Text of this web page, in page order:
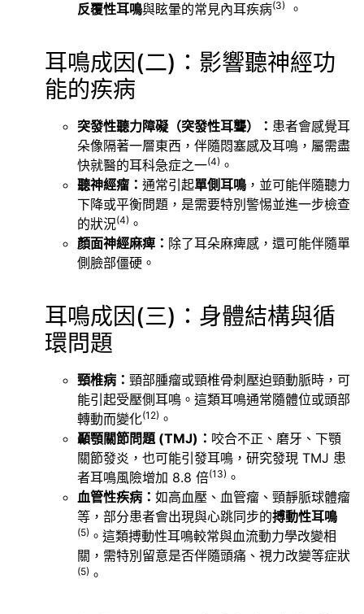
反覆性耳鳴與眩暈的常見內耳疾病(3) 。
耳鳴成因(二)：影響聽神經功
能的疾病
突發性聽力障礙（突發性耳聾）： 患者會感覺耳
朵像隔著一層東西，伴隨悶塞感及耳鳴，屬需盡
快就醫的耳科急症之一(4) 。
聽神經瘤： 通常引起單側耳鳴 ，並可能伴隨聽力
下降或平衡問題，是需要特別警惕並進一步檢查
的狀況(4) 。
顏面神經麻痺： 除了耳朵麻痺感，還可能伴隨單
側臉部僵硬。
耳鳴成因(三)：身體結構與循
環問題
頸椎病： 頸部腫瘤或頸椎骨刺壓迫頸動脈時，可
能引起受壓側耳鳴。這類耳鳴通常隨體位或頭部
轉動而變化(12) 。
顳顎關節問題 (TMJ)： 咬合不正、磨牙、下顎
關節發炎，也可能引發耳鳴，研究發現 TMJ 患
者耳鳴風險增加 8.8 倍(13) 。
血管性疾病： 如高血壓、血管瘤、頸靜脈球體瘤
等，部分患者會出現與心跳同步的搏動性耳鳴
(5) 。這類搏動性耳鳴較常與血流動力學改變相
關，需特別留意是否伴隨頭痛、視力改變等症狀
(5) 。